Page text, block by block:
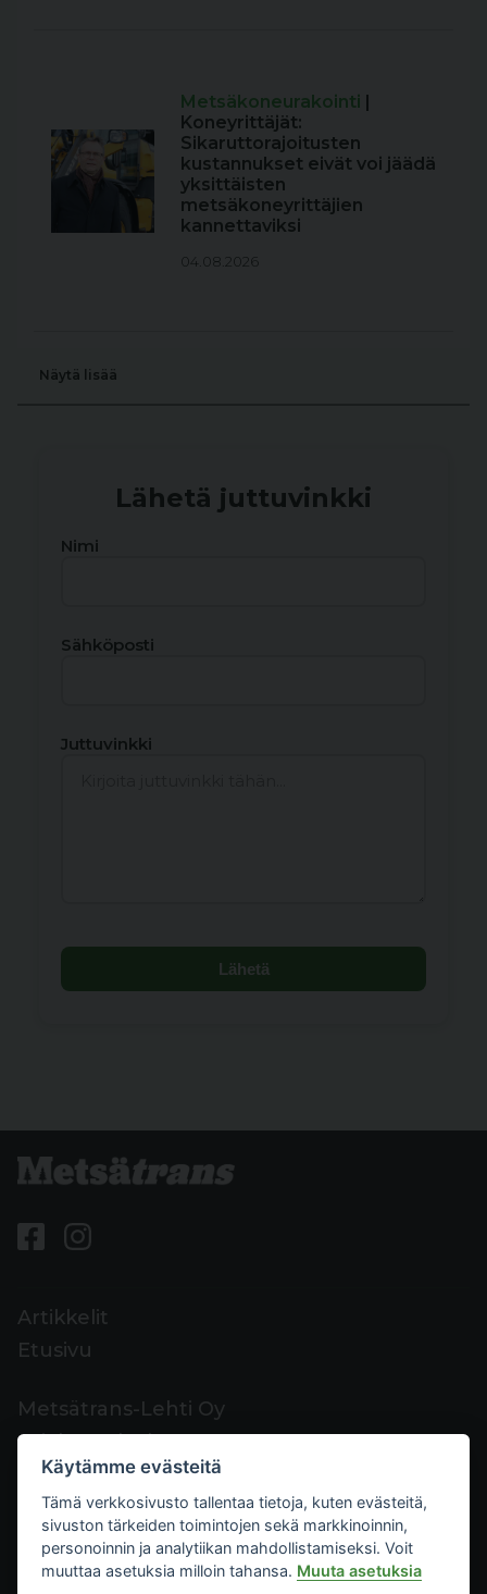
Metsäkoneurakointi
Koneyrittäjät:
Sikaruttorajoitusten
kustannukset eivät voi jäädä
yksittäisten
metsäkoneyrittäjien
kannettaviksi
04.08.2026
Näytä lisää
Lähetä juttuvinkki
Nimi
Sähköposti
Juttuvinkki
Lähetä
Artikkelit
Etusivu
Metsätrans-Lehti Oy
Asiakaspalvelu
Yhteystiedot
Palaute
Mediakortti
Käytämme evästeitä
Tämä verkkosivusto tallentaa tietoja, kuten evästeitä,
sivuston tärkeiden toimintojen sekä markkinoinnin,
personoinnin ja analytiikan mahdollistamiseksi. Voit
muuttaa asetuksia milloin tahansa. Muuta asetuksia